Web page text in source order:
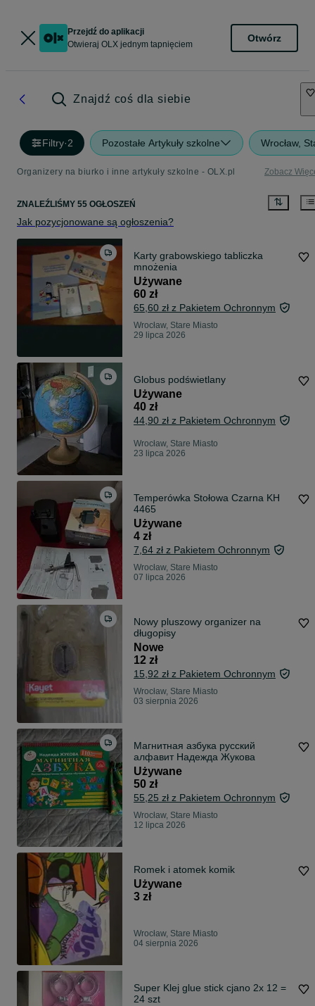
Przejdź do aplikacji
Otwieraj OLX jednym tapnięciem
Otwórz
Znajdź coś dla siebie
Filtry·2 Pozostałe Artykuły szkolne Wrocław,
Organizery na biurko i inne artykuły szkolne - OLX.pl Zobacz
ZNALEŹLIŚMY 55 OGŁOSZEŃ
Jak pozycjonowane są ogłoszenia?
Karty grabowskiego tabliczka
mnożenia
Używane
60 zł
65,60 zł z Pakietem Ochronnym
Wrocław, Stare Miasto
29 lipca 2026
Globus podświetlany
Używane
40 zł
44,90 zł z Pakietem Ochronnym
Wrocław, Stare Miasto
23 lipca 2026
Temperówka Stołowa Czarna KH
4465
Używane
4 zł
7,64 zł z Pakietem Ochronnym
Wrocław, Stare Miasto
07 lipca 2026
Nowy pluszowy organizer na
długopisy
Nowe
12 zł
15,92 zł z Pakietem Ochronnym
Wrocław, Stare Miasto
03 sierpnia 2026
Магнитная азбука русский
алфавит Надежда Жукова
Używane
50 zł
55,25 zł z Pakietem Ochronnym
Wrocław, Stare Miasto
12 lipca 2026
Romek i atomek komik
Używane
3 zł
Wrocław, Stare Miasto
04 sierpnia 2026
Super Klej glue stick cjano 2x 12 =
24 szt